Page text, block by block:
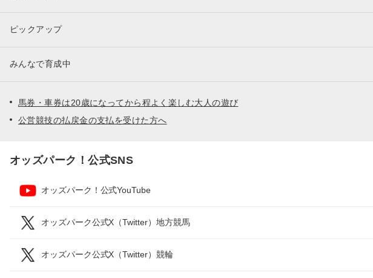
ピックアップ
みんなで育成中
馬券・車券は20歳になってから程よく楽しむ大人の遊び
公営競技の払戻金の支払を受けた方へ
オッズパーク！公式SNS
オッズパーク！公式YouTube
オッズパーク公式X（Twitter）地方競馬
オッズパーク公式X（Twitter）競輪